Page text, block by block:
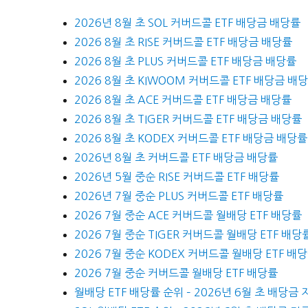
2026년 8월 초 SOL 커버드콜 ETF 배당금 배당률
2026 8월 초 RISE 커버드콜 ETF 배당금 배당률
2026 8월 초 PLUS 커버드콜 ETF 배당금 배당률
2026 8월 초 KIWOOM 커버드콜 ETF 배당금 배
2026 8월 초 ACE 커버드콜 ETF 배당금 배당률
2026 8월 초 TIGER 커버드콜 ETF 배당금 배당률
2026 8월 초 KODEX 커버드콜 ETF 배당금 배당률
2026년 8월 초 커버드콜 ETF 배당금 배당률
2026년 5월 중순 RISE 커버드콜 ETF 배당률
2026년 7월 중순 PLUS 커버드콜 ETF 배당률
2026 7월 중순 ACE 커버드콜 월배당 ETF 배당률
2026 7월 중순 TIGER 커버드콜 월배당 ETF 배당
2026 7월 중순 KODEX 커버드콜 월배당 ETF 배
2026 7월 중순 커버드콜 월배당 ETF 배당률
월배당 ETF 배당률 순위 – 2026년 6월 초 배당금